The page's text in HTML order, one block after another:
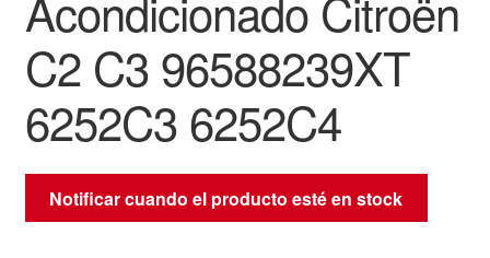
C2 C3 96588239XT
6252C3 6252C4
Notificar cuando el producto esté en stock